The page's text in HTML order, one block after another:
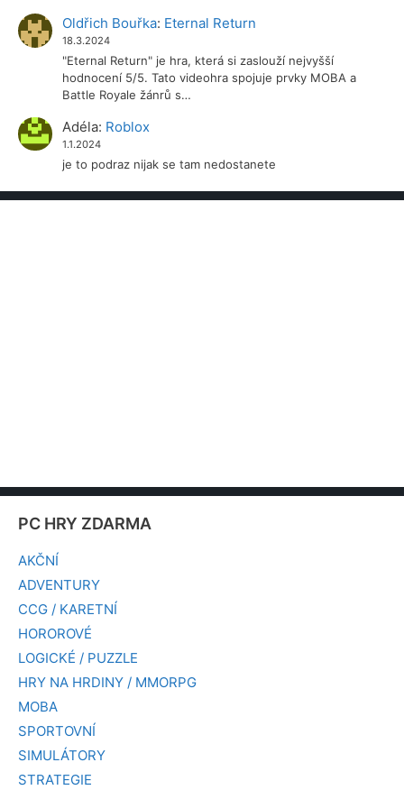
Oldřich Bouřka: Eternal Return
18.3.2024
"Eternal Return" je hra, která si zaslouží nejvyšší
hodnocení 5/5. Tato videohra spojuje prvky MOBA a
Battle Royale žánrů s…
Adéla: Roblox
1.1.2024
je to podraz nijak se tam nedostanete
PC HRY ZDARMA
AKČNÍ
ADVENTURY
CCG / KARETNÍ
HOROROVÉ
LOGICKÉ / PUZZLE
HRY NA HRDINY / MMORPG
MOBA
SPORTOVNÍ
SIMULÁTORY
STRATEGIE